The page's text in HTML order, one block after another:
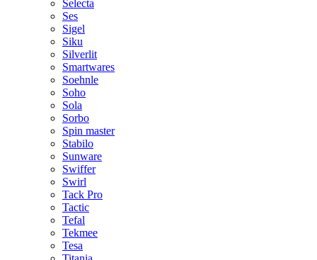
Selecta
Ses
Sigel
Siku
Silverlit
Smartwares
Soehnle
Soho
Sola
Sorbo
Spin master
Stabilo
Sunware
Swiffer
Swirl
Tack Pro
Tactic
Tefal
Tekmee
Tesa